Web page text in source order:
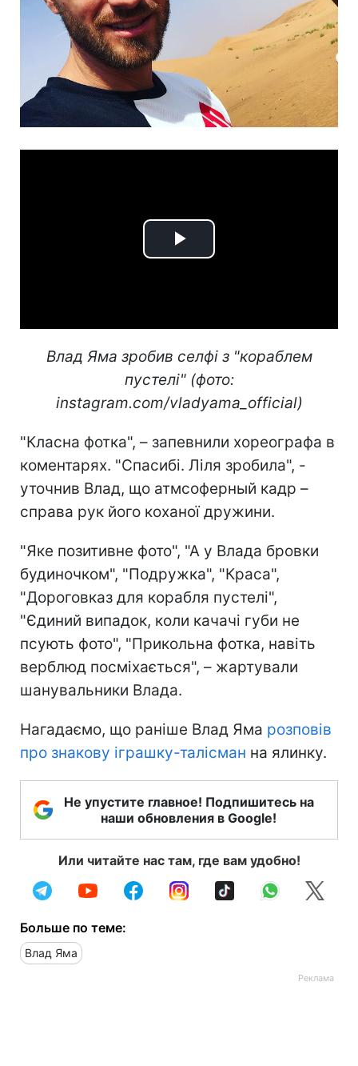
Play
Влад Яма зробив селфі з "кораблем
пустелі" (фото:
instagram.com/vladyama_official)
"Класна фотка", – запевнили хореографа в
коментарях. "Спасибі. Ліля зробила", -
уточнив Влад, що атмсоферный кадр –
справа рук його коханої дружини.
"Яке позитивне фото", "А у Влада бровки
будиночком", "Подружка", "Краса",
"Дороговказ для корабля пустелі",
"Єдиний випадок, коли качачі губи не
псують фото", "Прикольна фотка, навіть
верблюд посміхається", – жартували
шанувальники Влада.
Нагадаємо, що раніше Влад Яма розповів
про знакову іграшку-талісман на ялинку.
Не упустите главное! Подпишитесь на
наши обновления в Google!
Или читайте нас там, где вам удобно!
Больше по теме:
Влад Яма